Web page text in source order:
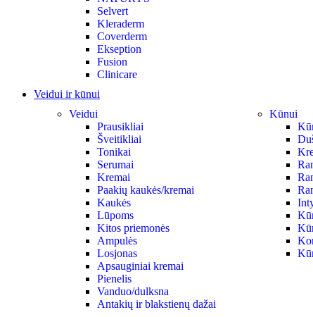
Selvert
Kleraderm
Coverderm
Ekseption
Fusion
Clinicare
Veidui ir kūnui
Veidui
Prausikliai
Šveitikliai
Tonikai
Serumai
Kremai
Paakių kaukės/kremai
Kaukės
Lūpoms
Kitos priemonės
Ampulės
Losjonas
Apsauginiai kremai
Pienelis
Vanduo/dulksna
Antakių ir blakstienų dažai
Kūnui